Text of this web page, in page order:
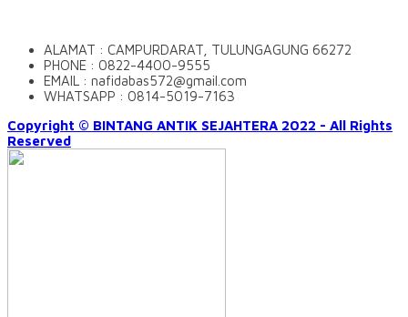
ALAMAT : CAMPURDARAT, TULUNGAGUNG 66272
PHONE : 0822-4400-9555
EMAIL : nafidabas572@gmail.com
WHATSAPP : 0814-5019-7163
Copyright © BINTANG ANTIK SEJAHTERA 2022 - All Rights
Reserved